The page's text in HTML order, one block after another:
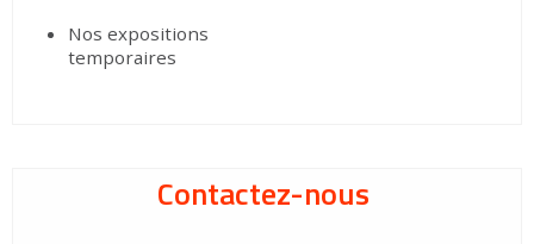
Nos expositions
temporaires
Contactez-nous